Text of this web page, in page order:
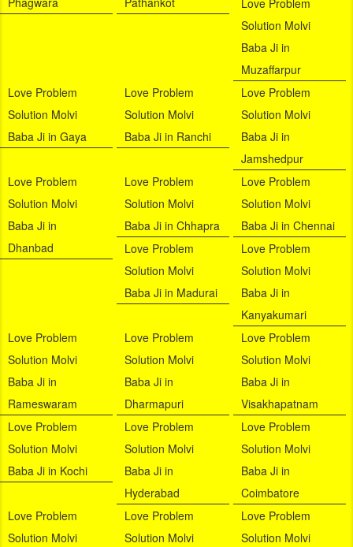
Love Problem
Solution Molvi
Baba Ji in
Muzaffarpur
Love Problem
Solution Molvi
Baba Ji in Gaya
Love Problem
Solution Molvi
Baba Ji in Ranchi
Love Problem
Solution Molvi
Baba Ji in
Jamshedpur
Love Problem
Solution Molvi
Baba Ji in
Dhanbad
Love Problem
Solution Molvi
Baba Ji in Chhapra
Love Problem
Solution Molvi
Baba Ji in Chennai
Love Problem
Solution Molvi
Baba Ji in Madurai
Love Problem
Solution Molvi
Baba Ji in
Kanyakumari
Love Problem
Solution Molvi
Baba Ji in
Rameswaram
Love Problem
Solution Molvi
Baba Ji in
Dharmapuri
Love Problem
Solution Molvi
Baba Ji in
Visakhapatnam
Love Problem
Solution Molvi
Baba Ji in Kochi
Love Problem
Solution Molvi
Baba Ji in
Hyderabad
Love Problem
Solution Molvi
Baba Ji in
Coimbatore
Love Problem
Solution Molvi
Love Problem
Solution Molvi
Love Problem
Solution Molvi